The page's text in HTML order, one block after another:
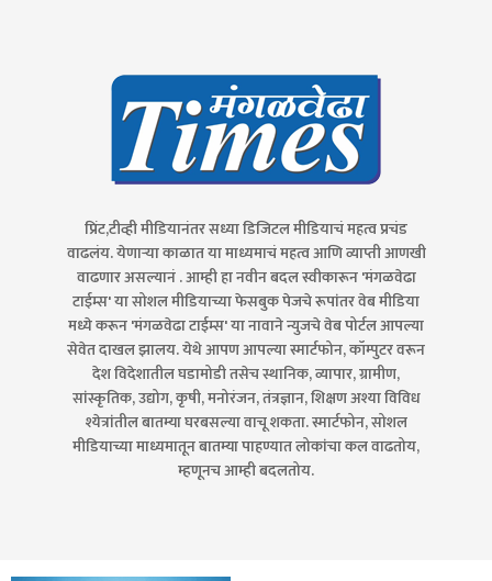
प्रिंट,टीव्ही मीडियानंतर सध्या डिजिटल मीडियाचं महत्व प्रचंड
वाढलंय. येणाऱ्या काळात या माध्यमाचं महत्व आणि व्याप्ती आणखी
वाढणार असल्यानं . आम्ही हा नवीन बदल स्वीकारून 'मंगळवेढा
टाईम्स' या सोशल मीडियाच्या फेसबुक पेजचे रूपांतर वेब मीडिया
मध्ये करून 'मंगळवेढा टाईम्स' या नावाने न्युजचे वेब पोर्टल आपल्या
सेवेत दाखल झालय. येथे आपण आपल्या स्मार्टफोन, कॉम्पुटर वरून
देश विदेशातील घडामोडी तसेच स्थानिक, व्यापार, ग्रामीण,
सांस्कृतिक, उद्योग, कृषी, मनोरंजन, तंत्रज्ञान, शिक्षण अश्या विविध
श्येत्रांतील बातम्या घरबसल्या वाचू शकता. स्मार्टफोन, सोशल
मीडियाच्या माध्यमातून बातम्या पाहण्यात लोकांचा कल वाढतोय,
म्हणूनच आम्ही बदलतोय.